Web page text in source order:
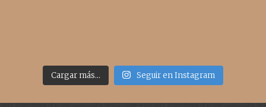
Cargar más... Seguir en Instagram